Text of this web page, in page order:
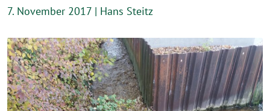
7. November 2017 | Hans Steitz